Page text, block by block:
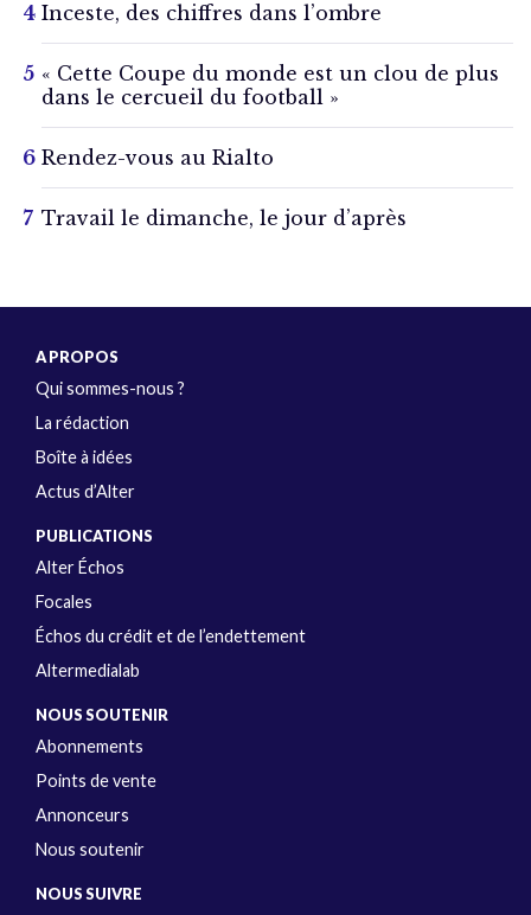
Inceste, des chiffres dans l’ombre
« Cette Coupe du monde est un clou de plus
dans le cercueil du football »
Rendez-vous au Rialto
Travail le dimanche, le jour d’après
A PROPOS
Qui sommes-nous ?
La rédaction
Boîte à idées
Actus d’Alter
PUBLICATIONS
Alter Échos
Focales
Échos du crédit et de l’endettement
Altermedialab
NOUS SOUTENIR
Abonnements
Points de vente
Annonceurs
Nous soutenir
NOUS SUIVRE